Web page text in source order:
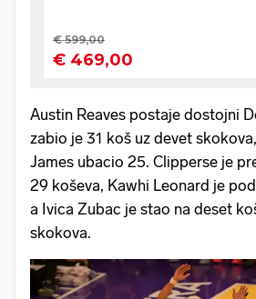
Austin Reaves postaje dostojni
zabio je 31 koš uz devet
James ubacio 25. Clipperse je
29 koševa, Kawhi Leonard je
a Ivica Zubac je stao na deset
skokova.